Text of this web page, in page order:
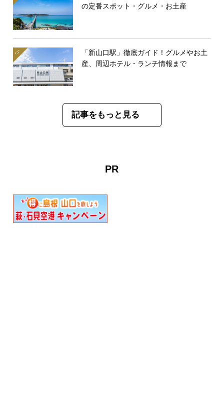
記事をもっと見る
の定番スポット・グルメ・お土産
「新山口駅」徹底ガイド！グルメやお土
産、周辺ホテル・ランチ情報まで
PR